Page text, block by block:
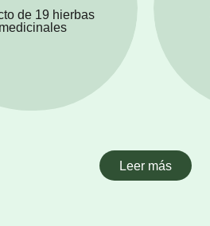
de 19 hierbas
medicinales
Leer más